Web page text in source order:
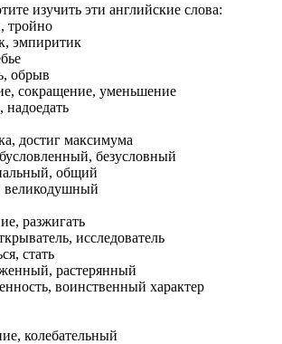
изучить эти английские слова:
тройно
эмпиритик
обрыв
сокращение, уменьшение
надоедать
достиг максимума
безусловный
общий
разжигать
исследователь
стать
растерянный
воинственный характер
колебательный